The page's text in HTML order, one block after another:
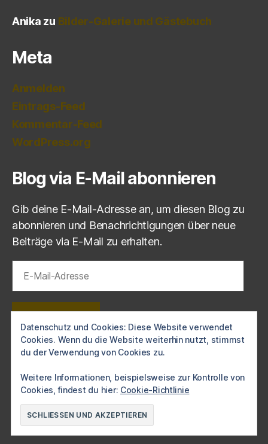
Anika zu Bilder-Galerie und Gästebuch
Meta
Anmelden
Eintrags-Feed
Kommentar-Feed
WordPress.org
Blog via E-Mail abonnieren
Gib deine E-Mail-Adresse an, um diesen Blog zu
abonnieren und Benachrichtigungen über neue
Beiträge via E-Mail zu erhalten.
Mail-
Schließe dich 1 anderen Abonnenten an
Datenschutzerklärung
Datenschutz und Cookies: Diese Website verwendet
Cookies. Wenn du die Website weiterhin nutzt, stimmst
du der Verwendung von Cookies zu.
Weitere Informationen, beispielsweise zur Kontrolle von
Cookies, findest du hier: Cookie-Richtlinie